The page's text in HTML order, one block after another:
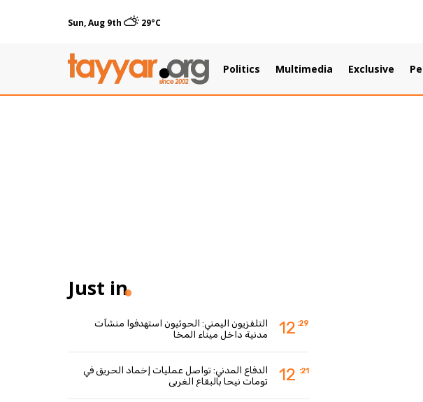
Sun, Aug 9th 29°C
Politics Multimedia Exclusive
Just in
12 :29
التلفزيون اليمني: الحوثيون استهدفوا منشآت
مدنية داخل ميناء المخا
12 :21
الدفاع المدني: تواصل عمليات إخماد الحريق في
تومات نيحا بالبقاع الغربي